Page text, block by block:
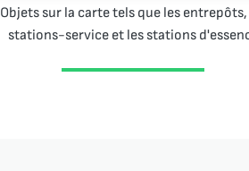
Objets sur la carte tels que les entrepôts,
stations-service et les stations